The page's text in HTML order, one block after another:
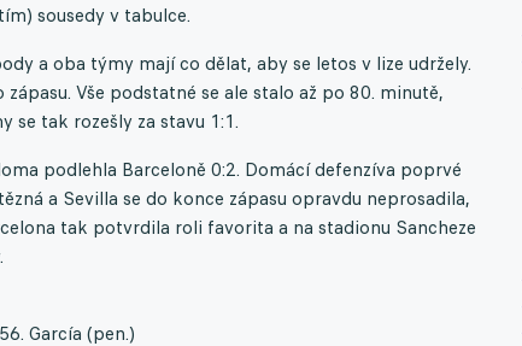
sousedy v tabulce.
a oba týmy mají co dělat, aby se letos v lize udržely.
Vše podstatné se ale stalo až po 80. minutě,
se tak rozešly za stavu 1:1.
podlehla Barceloně 0:2. Domácí defenzíva poprvé
a Sevilla se do konce zápasu opravdu neprosadila,
tak potvrdila roli favorita a na stadionu Sancheze
García (pen.)